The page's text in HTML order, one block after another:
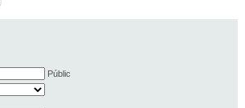
Públic